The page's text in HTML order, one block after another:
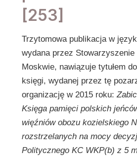
[253]
Trzytomowa publikacja w
wydana przez Stowarzyszenie
Moskwie, nawiązuje tytułem
księgi, wydanej przez tę
organizację w 2015 roku:
Księga pamięci polskich
więźniów obozu kozielskiego
rozstrzelanych na mocy
Politycznego KC WKP(b) z 5